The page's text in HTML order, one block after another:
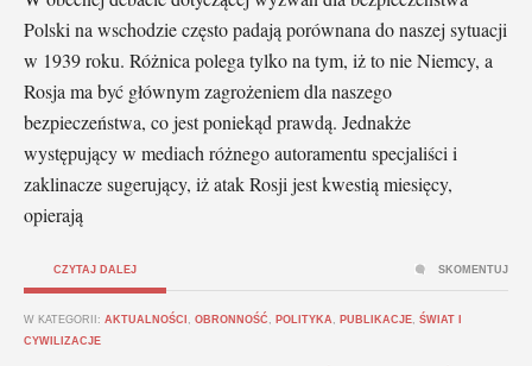
Polski na wschodzie często padają porównana do naszej sytuacji
w 1939 roku. Różnica polega tylko na tym, iż to nie Niemcy, a
Rosja ma być głównym zagrożeniem dla naszego
bezpieczeństwa, co jest poniekąd prawdą. Jednakże
występujący w mediach różnego autoramentu specjaliści i
zaklinacze sugerujący, iż atak Rosji jest kwestią miesięcy,
opierają
CZYTAJ DALEJ
W KATEGORII: AKTUALNOŚCI OBRONNOŚĆ POLITYKA PUBLIKACJE ŚWIAT I
CYWILIZACJE
SKOMENTUJ